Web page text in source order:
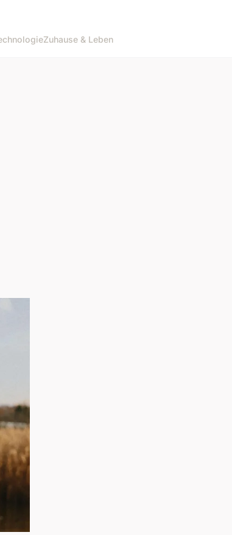
Zuhause & Leben